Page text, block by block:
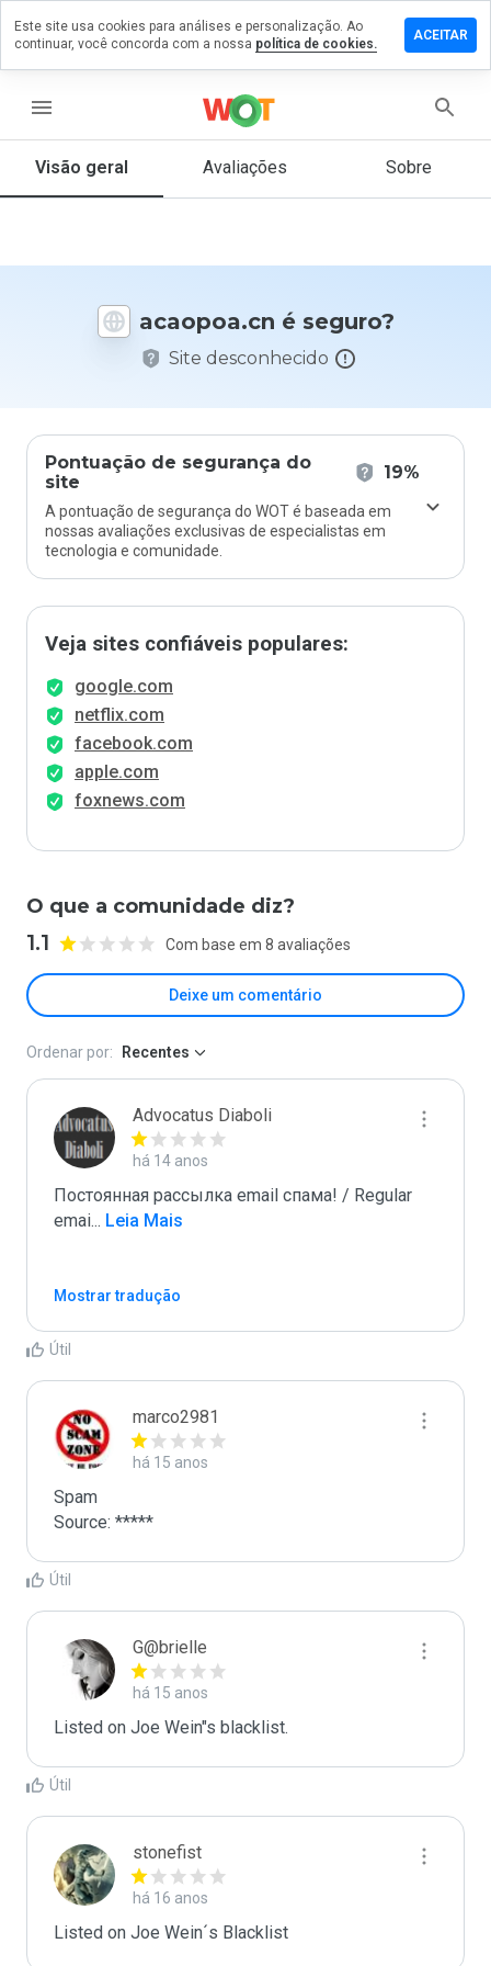
menu
Visão geral Avaliações Sobre
acaopoa.cn é seguro?
Site desconhecido
Pontuação de segurança do
site
19%
A pontuação de segurança do WOT é baseada em
nossas avaliações exclusivas de especialistas em
tecnologia e comunidade.
Veja sites confiáveis populares:
google.com
netflix.com
facebook.com
apple.com
foxnews.com
O que a comunidade diz?
1.1 Com base em 8 avaliações
Deixe um comentário
um
que
Ordenar por: Recentes
Advocatus Diaboli
há 14 anos
Постоянная рассылка email спама! / Regular
emai... Leia Mais
Mostrar tradução
Útil
marco2981
há 15 anos
Spam
Source: *****
Útil
G@brielle
há 15 anos
Listed on Joe Wein"s blacklist.
Útil
stonefist
há 16 anos
Listed on Joe Wein´s Blacklist
Este site usa cookies para análises e personalização. Ao
continuar, você concorda com a nossa política de cookies.
ACEITAR